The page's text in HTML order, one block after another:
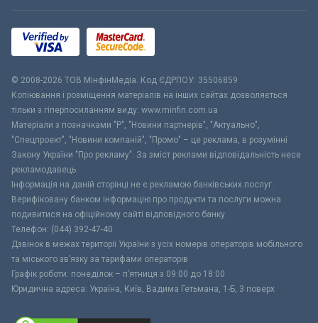
© 2008-2026 ТОВ МiнфiнМедiа. Код ЄДРПОУ: 35506859
Копіювання і розміщення матеріалів на інших сайтах дозволяється
тільки з гіперпосиланням виду: www.minfin.com.ua
Матеріали з позначками "Р", "Новини партнерів", "Актуально",
"Спецпроект", "Новини компаній", "Промо" – це реклама, в розумінні
Закону України "Про рекламу". За зміст реклами відповідальність несе
рекламодавець.
Інформація на даній сторінці не є рекламою банківських послуг.
Верифіковану банком інформацію про продукти та послуги можна
подивитися на офіційному сайті відповідного банку.
Телефон: (044) 392-47-40
Дзвінок в межах території України з усіх номерів операторів мобільного
та міського зв’язку за тарифами операторів
Графік роботи: понеділок – п’ятниця з 09:00 до 18:00
Юридична адреса: Україна, Київ, Вадима Гетьмана, 1-Б, 3 поверх